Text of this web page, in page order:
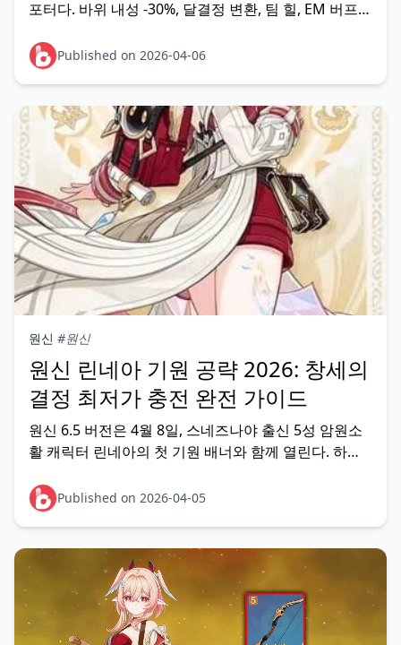
포터다. 바위 내성 -30%, 달결정 변환, 팀 힐, EM 버프를
DPS를 실측 기준 약 20% 끌어올린다. 나비아나 바위
딜러를 보유했다면 뽑기를 강력히 권장
Published on 2026-04-06
원신 #원신
원신 린네아 기원 공략 2026: 창세의
결정 최저가 충전 완전 가이드
원신 6.5 버전은 4월 8일, 스네즈나야 출신 5성 암원소
활 캐릭터 린네아의 첫 기원 배너와 함께 열린다. 하드
플랫폼을 활용하면 동일 원석을 20~40% 저렴하게 확
보할 수 있다. 이 가이드는 공월·창세의
Published on 2026-04-05